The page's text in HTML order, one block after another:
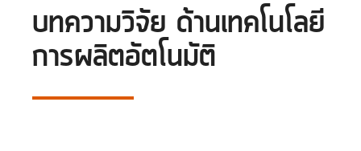
บทความวิจัย ด้านเทคโนโลยี
การผลิตอัตโนมัติ